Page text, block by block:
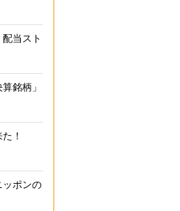
配当スト
銘柄」
！
ッポンの